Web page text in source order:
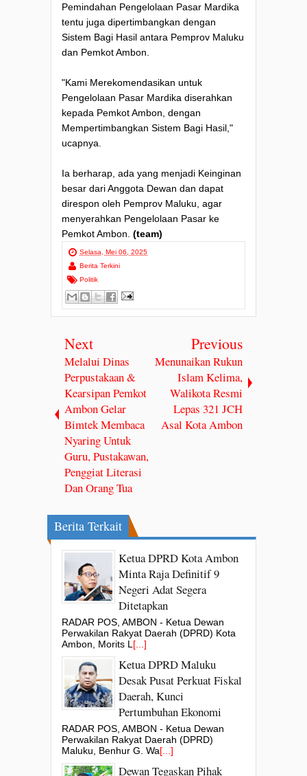
Pemindahan Pengelolaan Pasar Mardika
tentu juga dipertimbangkan dengan
Sistem Bagi Hasil antara Pemprov Maluku
dan Pemkot Ambon.
"Kami Merekomendasikan untuk
Pengelolaan Pasar Mardika diserahkan
kepada Pemkot Ambon, dengan
Mempertimbangkan Sistem Bagi Hasil,"
ucapnya.
Ia berharap, ada yang menjadi Keinginan
besar dari Anggota Dewan dan dapat
direspon oleh Pemprov Maluku, agar
menyerahkan Pengelolaan Pasar ke
Pemkot Ambon. (team)
Selasa, Mei 06, 2025
Berita Terkini
Politik
Next
Melalui Dinas
Perpustakaan &
Kearsipan Pemkot
Ambon Gelar
Bimtek Membaca
Nyaring Untuk
Guru, Pustakawan,
Penggiat Literasi
Dan Orang Tua
Previous
Menunaikan Rukun
Islam Kelima,
Walikota Resmi
Lepas 321 JCH
Asal Kota Ambon
Berita Terkait
Ketua DPRD Kota Ambon
Minta Raja Definitif 9
Negeri Adat Segera
Ditetapkan
RADAR POS, AMBON - Ketua Dewan
Perwakilan Rakyat Daerah (DPRD) Kota
Ambon, Morits L [...]
Ketua DPRD Maluku
Desak Pusat Perkuat Fiskal
Daerah, Kunci
Pertumbuhan Ekonomi
RADAR POS, AMBON - Ketua Dewan
Perwakilan Rakyat Daerah (DPRD)
Maluku, Benhur G. Wa[...]
Dewan Tegaskan Pihak